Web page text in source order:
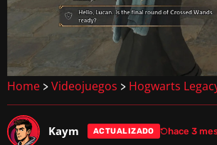
Home > Videojuegos > Hogwarts
Kaym ACTUALIZADO hace 3